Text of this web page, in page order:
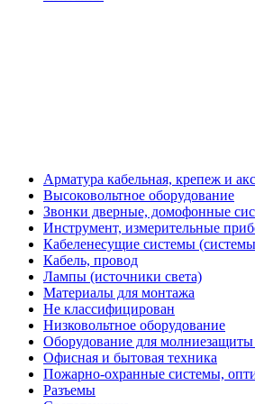
Арматура кабельная, крепеж и
Высоковольтное оборудование
Звонки дверные, домофонные
Инструмент, измерительные
Кабеленесущие системы
Кабель, провод
Лампы (источники света)
Материалы для монтажа
Не классифицирован
Низковольтное оборудование
Оборудование для молниезащиты
Офисная и бытовая техника
Пожарно-охранные системы,
Разъемы